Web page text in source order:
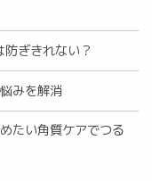
ぎきれない？
みを解消
たい角質ケアでつる